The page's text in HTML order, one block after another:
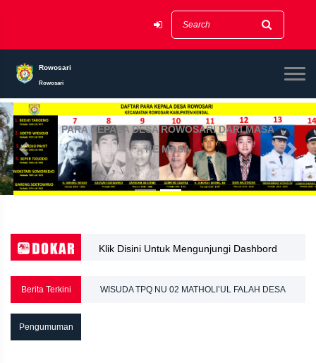
Rowosari
Rowosari
PARA KEPALA DESA ROWOSARI DARI MASA
KE MASA
Previous
Next
Klik Disini Untuk Mengunjungi Dashbord
Berita Terkini MAHASISWA KKN KELOMPOK 108 UPGRIS
ROWOSARI
Pengumuman